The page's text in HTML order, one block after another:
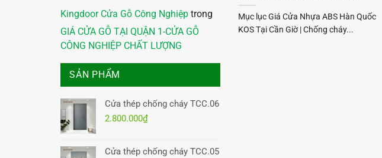
Kingdoor Cửa Gỗ Công Nghiệp trong
GIÁ CỬA GỖ TẠI QUẬN 1-CỬA GỖ
CÔNG NGHIỆP CHẤT LƯỢNG
SẢN PHẨM
Cửa thép chống cháy TCC.06
2.800.000₫
Cửa thép chống cháy TCC.05
Mục lục Giá Cửa Nhựa ABS Hàn Quốc
KOS Tại Cần Giờ | Chống cháy...